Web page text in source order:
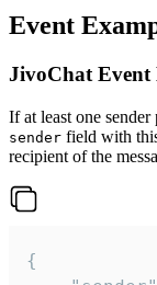
Event
JivoChat Event
If at least one
sender field with
recipient of the
{